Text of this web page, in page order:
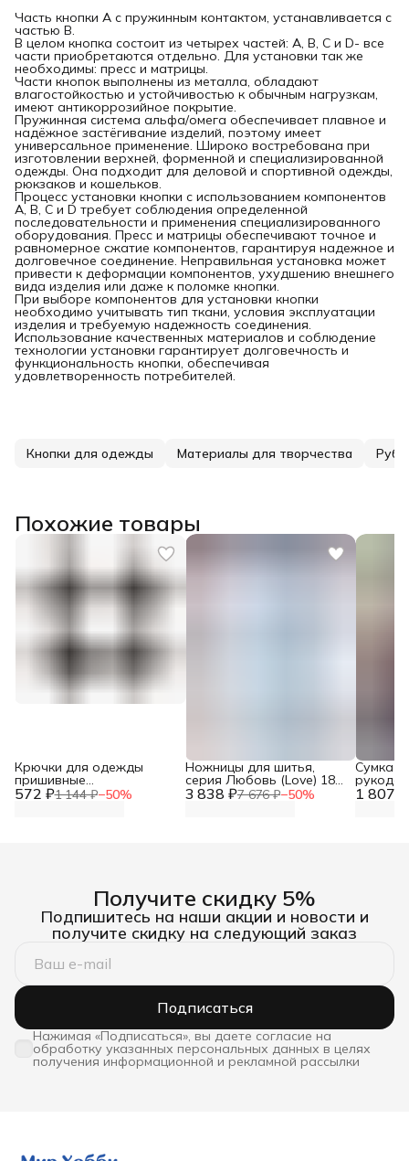
Часть кнопки А с пружинным контактом, устанавливается с
частью В.
В целом кнопка состоит из четырех частей: A, B, C и D- все
части приобретаются отдельно. Для установки так же
необходимы: пресс и матрицы.
Части кнопок выполнены из металла, обладают
влагостойкостью и устойчивостью к обычным нагрузкам,
имеют антикоррозийное покрытие.
Пружинная система альфа/омега обеспечивает плавное и
надёжное застёгивание изделий, поэтому имеет
универсальное применение. Широко востребована при
изготовлении верхней, форменной и специализированной
одежды. Она подходит для деловой и спортивной одежды,
рюкзаков и кошельков.
Процесс установки кнопки с использованием компонентов
A, B, C и D требует соблюдения определенной
последовательности и применения специализированного
оборудования. Пресс и матрицы обеспечивают точное и
равномерное сжатие компонентов, гарантируя надежное и
долговечное соединение. Неправильная установка может
привести к деформации компонентов, ухудшению внешнего
вида изделия или даже к поломке кнопки.
При выборе компонентов для установки кнопки
необходимо учитывать тип ткани, условия эксплуатации
изделия и требуемую надежность соединения.
Использование качественных материалов и соблюдение
технологии установки гарантирует долговечность и
функциональность кнопки, обеспечивая
удовлетворенность потребителей.
Кнопки для одежды Материалы для творчества
Похожие товары
572 ₽1 144 ₽−50%
Крючки для одежды
пришивные
декоративные, 2,5x1,4 см, 3 838 ₽7 676 ₽−50%
Ножницы для шитья,
серия Любовь (Love) 18
см, Prym, 610540 1 807 ₽
Сумка
Получите скидку 5%
Подпишитесь на наши акции и новости и
получите скидку на следующий заказ
Подписаться
Нажимая «Подписаться», вы даете согласие на
обработку указанных персональных данных в целях
получения информационной и рекламной рассылки